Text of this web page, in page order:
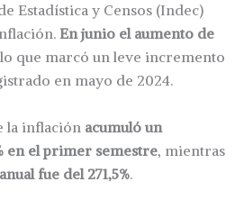
Estadística y Censos (Indec)
En junio el aumento de
que marcó un leve incremento
en mayo de 2024.
la inflación acumuló un
en el primer semestre, mientras
fue del 271,5%.